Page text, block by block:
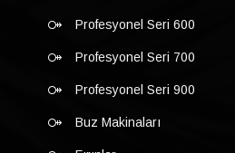
Profesyonel Seri 600
Profesyonel Seri 700
Profesyonel Seri 900
Buz Makinaları